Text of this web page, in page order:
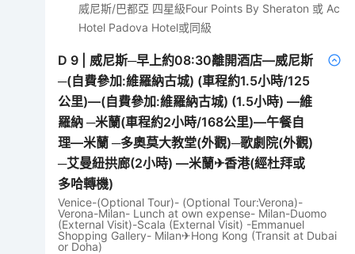
威尼斯/巴都亞 四星級Four Points By Sheraton 或 Ac
Hotel Padova Hotel或同級
D 9
威尼斯─早上約08:30離開酒店—威尼斯
─(自費參加:維羅納古城) (車程約1.5小時/125
公里)—(自費參加:維羅納古城) (1.5小時) —維
羅納 ─米蘭(車程約2小時/168公里)—午餐自
理—米蘭 ─多奧莫大教堂(外觀)─歌劇院(外觀)
─艾曼紐拱廊(2小時) —米蘭✈香港(經杜拜或
多哈轉機)
Venice-(Optional Tour)- (Optional Tour:Verona)-
Verona-Milan- Lunch at own expense- Milan-Duomo
(External Visit)-Scala (External Visit) -Emmanuel
Shopping Gallery- Milan✈Hong Kong (Transit at Dubai
or Doha)